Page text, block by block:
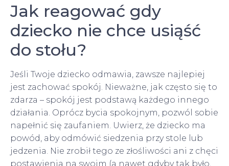
Jak reagować gdy
dziecko nie chce usiąść
do stołu?
Jeśli Twoje dziecko odmawia, zawsze najlepiej
jest zachować spokój. Nieważne, jak często się to
zdarza – spokój jest podstawą każdego innego
działania. Oprócz bycia spokojnym, pozwól sobie
napełnić się zaufaniem. Uwierz, że dziecko ma
powód, aby odmówić siedzenia przy stole lub
jedzenia. Nie zrobił tego ze złośliwości ani z chęci
postawienia na swoim (a nawet gdyby tak było,